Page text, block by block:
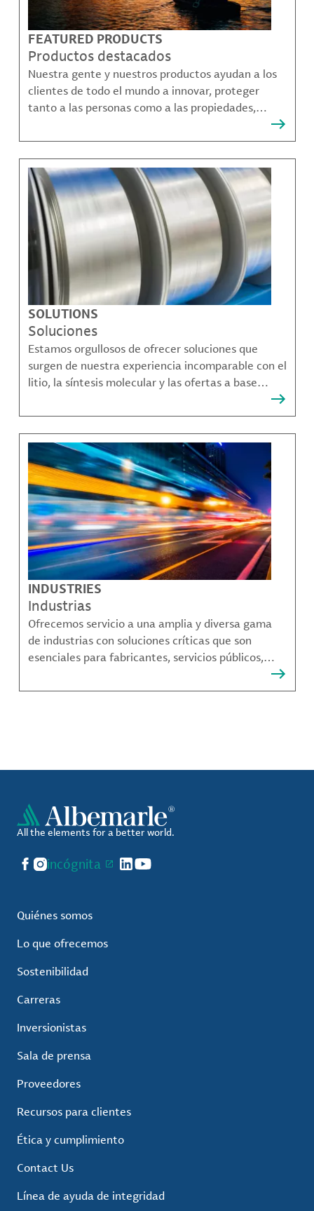
FEATURED PRODUCTS
Productos destacados
Nuestra gente y nuestros productos ayudan a los
clientes de todo el mundo a innovar, proteger
tanto a las personas como a las propiedades,
sostenibles de moverse, comunicarse y prosperar.
SOLUTIONS
Soluciones
Estamos orgullosos de ofrecer soluciones que
surgen de nuestra experiencia incomparable con el
litio, la síntesis molecular y las ofertas a base
bromo que resuelven muchos de los desafíos más
complejos de nuestros clientes.
INDUSTRIES
Industrias
Ofrecemos servicio a una amplia y diversa gama
de industrias con soluciones críticas que son
esenciales para fabricantes, servicios públicos,
compuestos de materiales y mucho más.
All the elements for a better world.
Facebook
Instagram
incógnita LinkedIn
YouTube
Quiénes somos
Lo que ofrecemos
Sostenibilidad
Carreras
Inversionistas
Sala de prensa
Proveedores
Recursos para clientes
Ética y cumplimiento
Contact Us
Línea de ayuda de integridad